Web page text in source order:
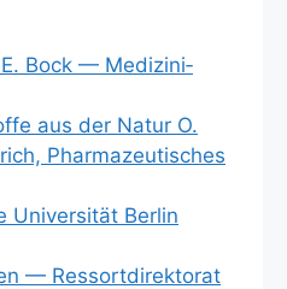
E. Bock — Medi­zi­ni­
aus der Natur O.
Phar­ma­zeu­ti­sches
Uni­ver­si­tät Ber­lin
— Res­sort­di­rek­to­rat